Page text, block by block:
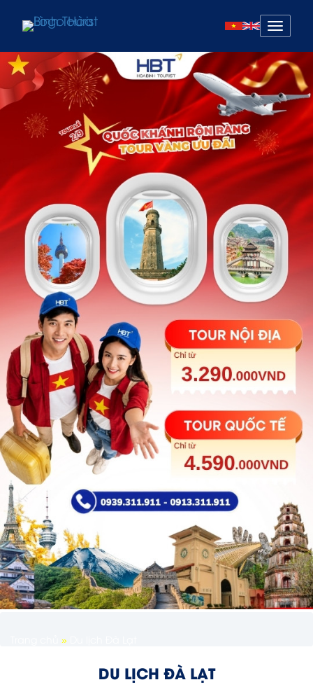
Mở
menu
»
DU LỊCH ĐÀ LẠT